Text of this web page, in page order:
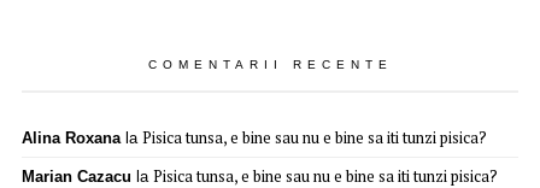
COMENTARII RECENTE
Alina Roxanala Pisica tunsa, e bine sau nu e bine sa iti tunzi pisica?
Marian Cazacu la Pisica tunsa, e bine sau nu e bine sa iti tunzi pisica?